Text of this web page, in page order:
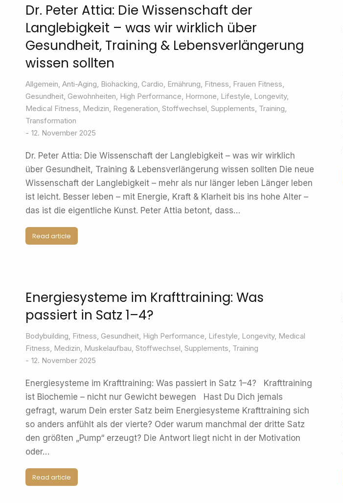
Dr. Peter Attia: Die Wissenschaft der
Langlebigkeit – was wir wirklich über
Gesundheit, Training & Lebensverlängerung
wissen sollten
Allgemein, Anti-Aging, Biohacking, Cardio, Ernährung, Fitness, Frauen Fitness,
Gesundheit, Gewohnheiten, High Performance, Hormone, Lifestyle, Longevity,
Medical Fitness, Medizin, Regeneration, Stoffwechsel, Supplements, Training,
Transformation
12. November 2025
Dr. Peter Attia: Die Wissenschaft der Langlebigkeit – was wir wirklich
über Gesundheit, Training & Lebensverlängerung wissen sollten Die neue
Wissenschaft der Langlebigkeit – mehr als nur länger leben Länger leben
ist leicht. Besser leben – mit Energie, Kraft & Klarheit bis ins hohe Alter –
das ist die eigentliche Kunst. Peter Attia betont, dass…
Read article
Energiesysteme im Krafttraining: Was
passiert in Satz 1–4?
Bodybuilding, Fitness, Gesundheit, High Performance, Lifestyle, Longevity, Medical
Fitness, Medizin, Muskelaufbau, Stoffwechsel, Supplements, Training
12. November 2025
Energiesysteme im Krafttraining: Was passiert in Satz 1–4? Krafttraining
ist Biochemie – nicht nur Gewicht bewegen Hast Du Dich jemals
gefragt, warum Dein erster Satz beim Energiesysteme Krafttraining sich
so anders anfühlt als der vierte? Oder warum manchmal der dritte Satz
den größten „Pump“ erzeugt? Die Antwort liegt nicht in der Motivation
oder…
Read article